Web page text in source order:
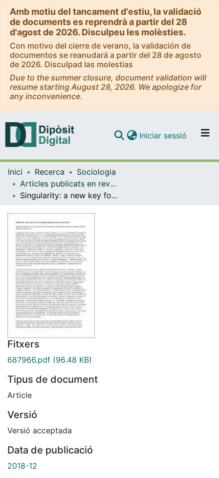
Amb motiu del tancament d'estiu, la validació
de documents es reprendrà a partir del 28
d'agost de 2026. Disculpeu les molèsties.
Con motivo del cierre de verano, la validación de
documentos se reanudará a partir del 28 de agosto
de 2026. Disculpad las molestias
Due to the summer closure, document validation will
resume starting August 28, 2026. We apologize for
any inconvenience.
Navega per tot el DD
Com publicar
Iniciar sessió (current)
Inici Recerca
Sociologia
Articles publicats en revistes (Sociologia)
Singularity: a new key for the sociological diagnosis of the present time? [Ressenya de llibre]
Fitxers
687966.pdf (96.48 KB)
Tipus de document
Article
Versió
Versió acceptada
Data de publicació
2018-12